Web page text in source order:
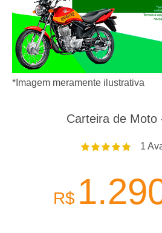
*Imagem meramente ilustrativa
Carteira de Moto
1
R$